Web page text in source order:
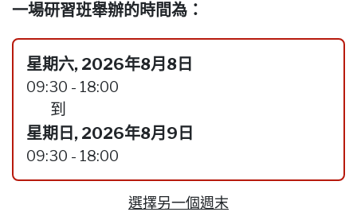
一場研習班舉辦的時間為：
星期六, 2026年8月8日
09:30 - 18:00
到
星期日, 2026年8月9日
09:30 - 18:00
選擇另一個週末